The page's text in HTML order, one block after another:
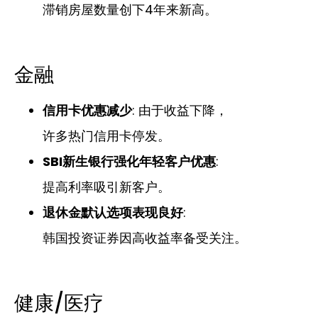
滞销房屋数量创下4年来新高。
金融
信用卡优惠减少: 由于收益下降，
许多热门信用卡停发。
SBI新生银行强化年轻客户优惠:
提高利率吸引新客户。
退休金默认选项表现良好:
韩国投资证券因高收益率备受关注。
健康/医疗